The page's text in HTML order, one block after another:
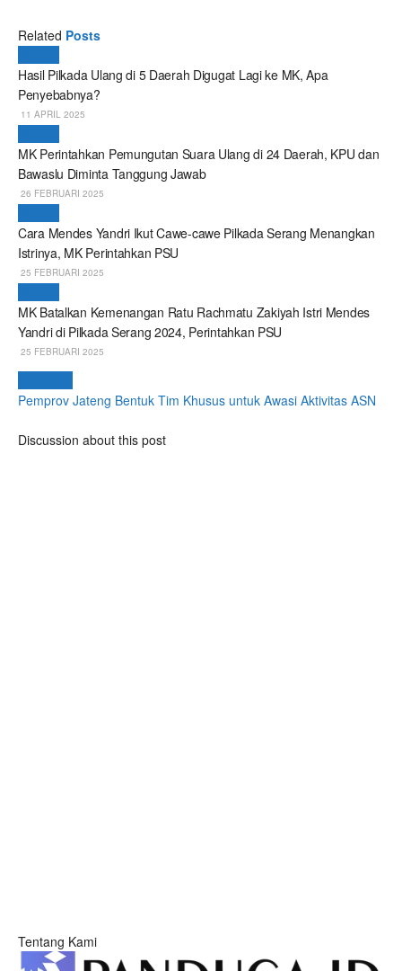
Related Posts
Hasil Pilkada Ulang di 5 Daerah Digugat Lagi ke MK, Apa
Penyebabnya?
11 APRIL 2025
MK Perintahkan Pemungutan Suara Ulang di 24 Daerah, KPU dan
Bawaslu Diminta Tanggung Jawab
26 FEBRUARI 2025
Cara Mendes Yandri Ikut Cawe-cawe Pilkada Serang Menangkan
Istrinya, MK Perintahkan PSU
25 FEBRUARI 2025
MK Batalkan Kemenangan Ratu Rachmatu Zakiyah Istri Mendes
Yandri di Pilkada Serang 2024, Perintahkan PSU
25 FEBRUARI 2025
Pemprov Jateng Bentuk Tim Khusus untuk Awasi Aktivitas ASN
Discussion about this post
Tentang Kami